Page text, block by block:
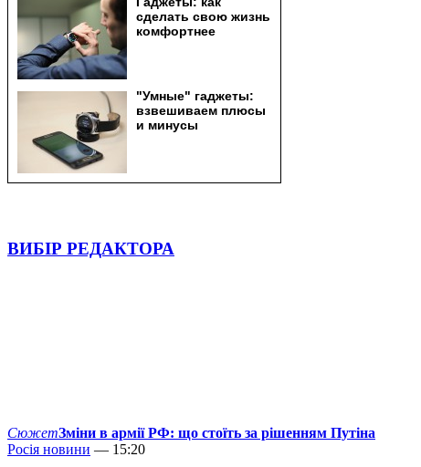
ВИБІР РЕДАКТОРА
СюжетЗміни в армії РФ: що стоїть за рішенням Путіна
Росія новини — 15:20